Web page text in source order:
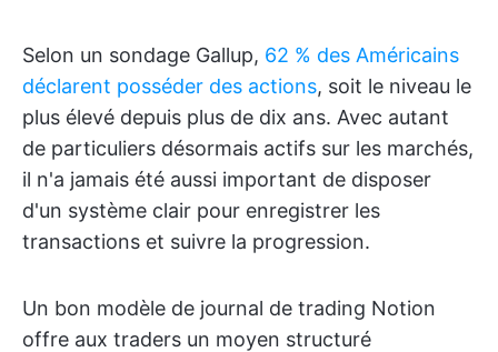
Selon un sondage Gallup, 62 % des Américains
déclarent posséder des actions, soit le niveau le
plus élevé depuis plus de dix ans. Avec autant
de particuliers désormais actifs sur les marchés,
il n'a jamais été aussi important de disposer
d'un système clair pour enregistrer les
transactions et suivre la progression.
Un bon modèle de journal de trading Notion
offre aux traders un moyen structuré